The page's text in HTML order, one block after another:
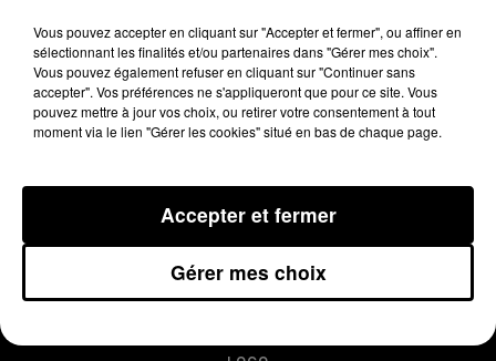
MENTIONS LÉGALES
CONDITIONS GÉNÉRALES D’UTILISATION
Vous pouvez accepter en cliquant sur "Accepter et fermer", ou affiner en
sélectionnant les finalités et/ou partenaires dans "Gérer mes choix".
Vous pouvez également refuser en cliquant sur "Continuer sans
accepter". Vos préférences ne s'appliqueront que pour ce site. Vous
pouvez mettre à jour vos choix, ou retirer votre consentement à tout
moment via le lien "Gérer les cookies" situé en bas de chaque page.
Gérer mes choix
Accepter et fermer